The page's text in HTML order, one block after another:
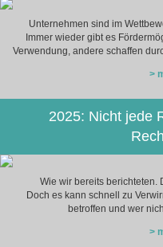
Unternehmen sind im
Immer wieder gibt es
Verwendung, andere schaffen
>
2025: Nicht jede
Wie wir bereits berichteten.
Doch es kann schnell zu
betroffen und wer
>